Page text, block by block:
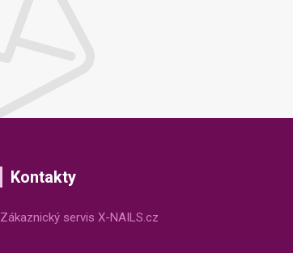
Kontakty
Zákaznický servis X-NAILS.cz